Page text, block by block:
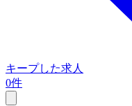
キープした求人
0件